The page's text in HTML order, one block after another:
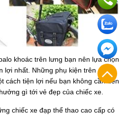
khoác trên lưng bạn nên lựa chọn
lợi nhất. Những phụ kiện trên cũng
cách tiện lợi nếu bạn không cần đến
gì tới vẻ đẹp của chiếc xe.
chiếc xe đạp thể thao cao cấp có